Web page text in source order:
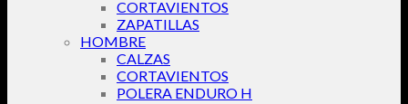
CORTAVIENTOS
ZAPATILLAS
HOMBRE
CALZAS
CORTAVIENTOS
POLERA ENDURO H